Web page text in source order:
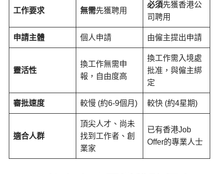
工作要求 無需先獲聘用
必須先獲香港公
司聘用
申請主體 個人申請 由僱主提出申請
靈活性
換工作無需申
報，自由度高
換工作需入境處
批准，與僱主綁
定
審批速度 較慢 (約6-9個月) 較快 (約4星期)
適合人群
頂尖人才、尚未
找到工作者、創
業家
已有香港Job
Offer的專業人士